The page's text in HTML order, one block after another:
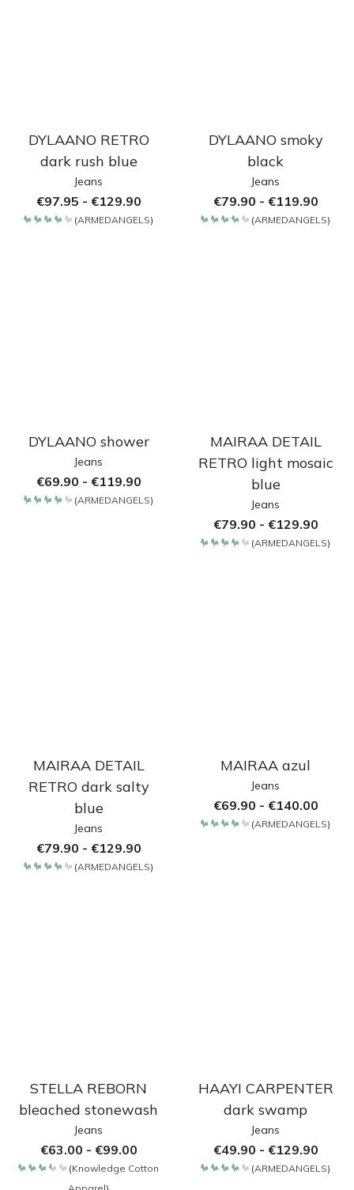
DYLAANO RETRO
dark rush blue
Jeans
€97.95 - €129.90
(ARMEDANGELS)
DYLAANO smoky
black
Jeans
€79.90 - €119.90
(ARMEDANGELS)
DYLAANO shower
Jeans
€69.90 - €119.90
(ARMEDANGELS)
MAIRAA DETAIL
RETRO light mosaic
blue
Jeans
€79.90 - €129.90
(ARMEDANGELS)
MAIRAA DETAIL
RETRO dark salty
blue
Jeans
€79.90 - €129.90
(ARMEDANGELS)
MAIRAA azul
Jeans
€69.90 - €140.00
(ARMEDANGELS)
STELLA REBORN
bleached stonewash
Jeans
€63.00 - €99.00
(Knowledge Cotton
HAAYI CARPENTER
dark swamp
Jeans
€49.90 - €129.90
(ARMEDANGELS)